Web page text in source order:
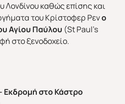
Λονδίνου καθώς επίσης και
του Κρίστοφερ Ρενο
Αγίου Παύλου (St Paul’s
στο ξενοδοχείο.
Εκδρομή στο Κάστρο